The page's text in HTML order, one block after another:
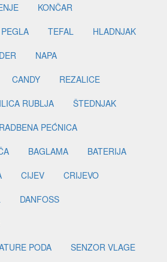
KONČAR
PEGLA TEFAL
HLADNJAK
NAPA
CANDY
REZALICE
RUBLJA
ŠTEDNJAK
PEĆNICA
BAGLAMA
BATERIJA
CIJEV
CRIJEVO
DANFOSS
PODA
SENZOR VLAGE